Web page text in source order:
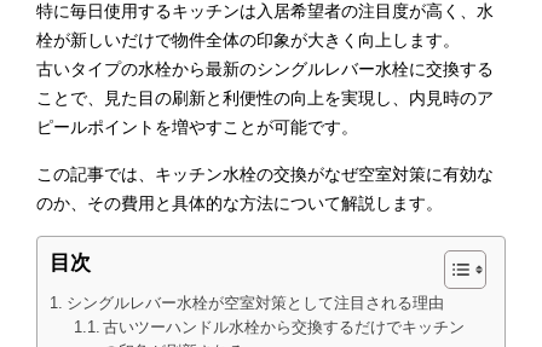
特に毎日使用するキッチンは入居希望者の注目度が高く、水
栓が新しいだけで物件全体の印象が大きく向上します。
古いタイプの水栓から最新のシングルレバー水栓に交換する
ことで、見た目の刷新と利便性の向上を実現し、内見時のア
ピールポイントを増やすことが可能です。
この記事では、キッチン水栓の交換がなぜ空室対策に有効な
のか、その費用と具体的な方法について解説します。
目次
シングルレバー水栓が空室対策として注目される理由
古いツーハンドル水栓から交換するだけでキッチン